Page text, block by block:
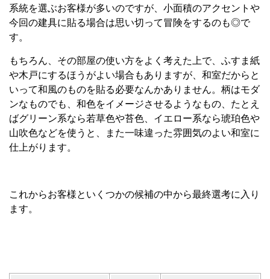
系統を選ぶお客様が多いのですが、小面積のアクセントや
今回の建具に貼る場合は思い切って冒険をするのも◎で
す。
もちろん、その部屋の使い方をよく考えた上で、ふすま紙
や木戸にするほうがよい場合もありますが、和室だからと
いって和風のものを貼る必要なんかありません。柄はモダ
ンなものでも、和色をイメージさせるようなもの、たとえ
ばグリーン系なら若草色や苔色、イエロー系なら琥珀色や
山吹色などを使うと、また一味違った雰囲気のよい和室に
仕上がります。
これからお客様といくつかの候補の中から最終選考に入り
ます。